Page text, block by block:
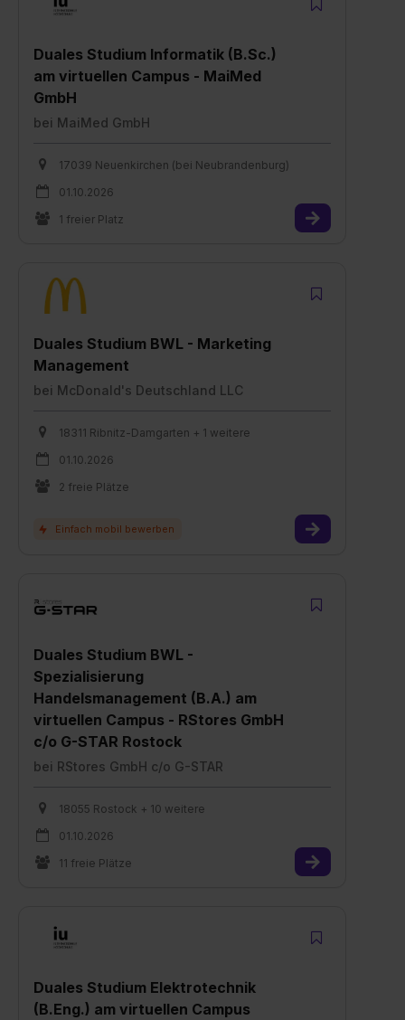
Duales Studium Informatik (B.Sc.)
am virtuellen Campus - MaiMed
GmbH
bei MaiMed GmbH
17039 Neuenkirchen (bei Neubrandenburg)
01.10.2026
1 freier Platz
Duales Studium BWL - Marketing
Management
bei McDonald's Deutschland LLC
18311 Ribnitz-Damgarten + 1 weitere
01.10.2026
2 freie Plätze
Duales Studium BWL -
Spezialisierung
Handelsmanagement (B.A.) am
virtuellen Campus - RStores GmbH
c/o G-STAR Rostock
bei RStores GmbH c/o G-STAR
18055 Rostock + 10 weitere
01.10.2026
11 freie Plätze
Duales Studium Elektrotechnik
(B.Eng.) am virtuellen Campus